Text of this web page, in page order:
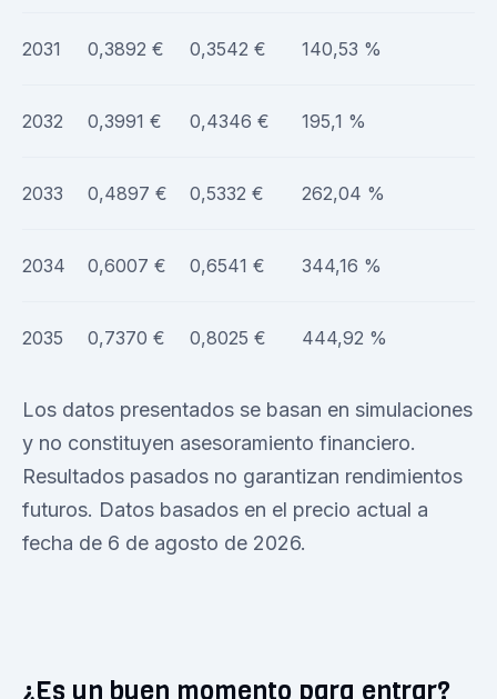
2031 0,3892 € 0,3542 € 140,53 %
2032 0,3991 € 0,4346 € 195,1 %
2033 0,4897 € 0,5332 € 262,04 %
2034 0,6007 € 0,6541 € 344,16 %
2035 0,7370 € 0,8025 € 444,92 %
Los datos presentados se basan en simulaciones
y no constituyen asesoramiento financiero.
Resultados pasados no garantizan rendimientos
futuros. Datos basados en el precio actual a
fecha de 6 de agosto de 2026.
¿Es un buen momento para entrar?